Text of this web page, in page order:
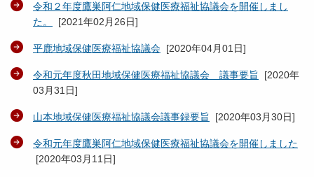
令和２年度鷹巣阿仁地域保健医療福祉協議会を開催しまし
た。
[2021年02月26日]
平鹿地域保健医療福祉協議会 [2020年04月01日]
令和元年度秋田地域保健医療福祉協議会 議事要旨 [2020年
03月31日]
山本地域保健医療福祉協議会議事録要旨 [2020年03月30日]
令和元年度鷹巣阿仁地域保健医療福祉協議会を開催しました
[2020年03月11日]